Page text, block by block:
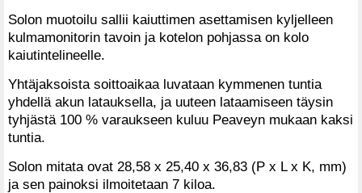
Solon muotoilu sallii kaiuttimen asettamisen kyljelleen
kulmamonitorin tavoin ja kotelon pohjassa on kolo
kaiutintelineelle.
Yhtäjaksoista soittoaikaa luvataan kymmenen tuntia
yhdellä akun latauksella, ja uuteen lataamiseen täysin
tyhjästä 100 % varaukseen kuluu Peaveyn mukaan kaksi
tuntia.
Solon mitata ovat 28,58 x 25,40 x 36,83 (P x L x K, mm)
ja sen painoksi ilmoitetaan 7 kiloa.